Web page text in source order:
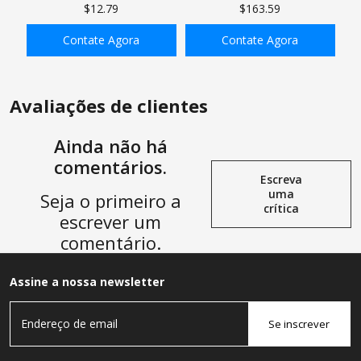
de Grampo Pex Cinch de 1/2
PEX de Aço Inoxidável,
Ferramenta de Grampo Pex
$12.79
Contate Agora
para mini divisão de 50 pés
aquecimento/ar condicionado
mini-split para ar
$163.59
Contate Agora
Avaliações de clientes
Ainda não há
comentários.
Seja o primeiro a
escrever um
comentário.
Escreva
uma
crítica
Assine a nossa newsletter
Se inscrever